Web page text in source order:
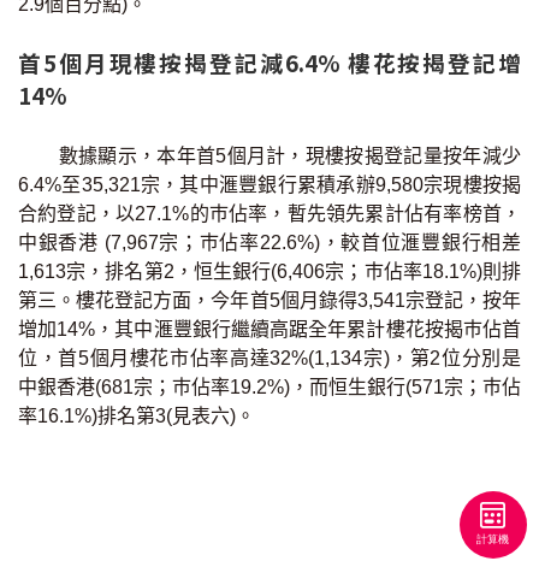
聯絡我們
聯絡方法
網上申請按揭轉介
條款及細則
私隱政策
简
本網頁所提供資料僅作參考用途。
若因錯漏而引致任何不便或損失，中原按揭概不負責。
© 2026 中原按揭經紀有限公司 Centaline Mortgage Broker Limited 版權所有
首5個月現樓按揭登記減6.4% 樓花按揭登記增
14%
數據顯示，本年首5個月計，現樓按揭登記量按年減少
6.4%至35,321宗，其中滙豐銀行累積承辦9,580宗現樓按揭
合約登記，以27.1%的巿佔率，暫先領先累計佔有率榜首，
中銀香港 (7,967宗；巿佔率22.6%)，較首位滙豐銀行相差
1,613宗，排名第2，恒生銀行(6,406宗；巿佔率18.1%)則排
第三。樓花登記方面，今年首5個月錄得3,541宗登記，按年
增加14%，其中滙豐銀行繼續高踞全年累計樓花按揭巿佔首
位，首5個月樓花市佔率高達32%(1,134宗)，第2位分別是
中銀香港(681宗；巿佔率19.2%)，而恒生銀行(571宗；巿佔
率16.1%)排名第3(見表六)。